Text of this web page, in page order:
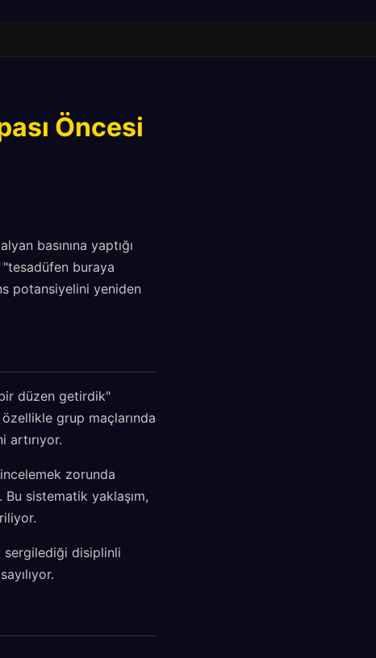
Öncesi
basınına yaptığı
"tesadüfen buraya
potansiyelini yeniden
düzen getirdik"
grup maçlarında
artırıyor.
zorunda
sistematik yaklaşım,
sergilediği disiplinli